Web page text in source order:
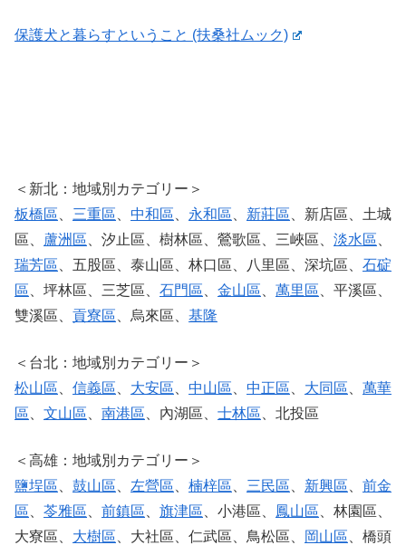
保護犬と暮らすということ (扶桑社ムック)
＜新北：地域別カテゴリー＞
板橋區
三重區 中和區 永和區 新莊區 、新店區、土城
區、 蘆洲區 、汐止區、樹林區、鶯歌區、三峽區、 淡水區
瑞芳區 、五股區、泰山區、林口區、八里區、深坑區、 石碇
區 、坪林區、三芝區、 石門區 金山區 萬里區 、平溪區、
雙溪區、 貢寮區 、烏來區、 基隆
＜台北：地域別カテゴリー＞
松山區
信義區 大安區 中山區 中正區 大同區
萬華
區
文山區 南港區 、內湖區、 士林區 、北投區
＜高雄：地域別カテゴリー＞
鹽埕區
鼓山區 左營區 楠梓區 三民區 新興區
前金
區
苓雅區 前鎮區 旗津區 、小港區、 鳳山區 、林園區、
大寮區、 大樹區 、大社區、仁武區、鳥松區、 岡山區 、橋頭